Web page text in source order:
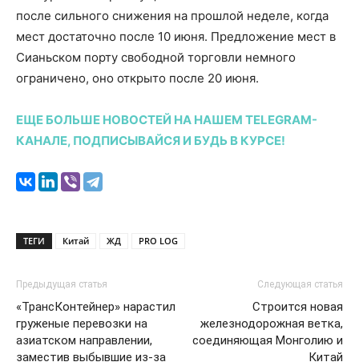
после сильного снижения на прошлой неделе, когда
мест достаточно после 10 июня. Предложение мест в
Сианьском порту свободной торговли немного
ограничено, оно открыто после 20 июня.
ЕЩЕ БОЛЬШЕ НОВОСТЕЙ НА НАШЕМ TELEGRAM-
КАНАЛЕ, ПОДПИСЫВАЙСЯ И БУДЬ В КУРСЕ!
ТЕГИ Китай ЖД PRO LOG
Предыдущая статья
«ТрансКонтейнер» нарастил
груженые перевозки на
азиатском направлении,
заместив выбывшие из-за
Следующая статья
Строится новая
железнодорожная ветка,
соединяющая Монголию и
Китай